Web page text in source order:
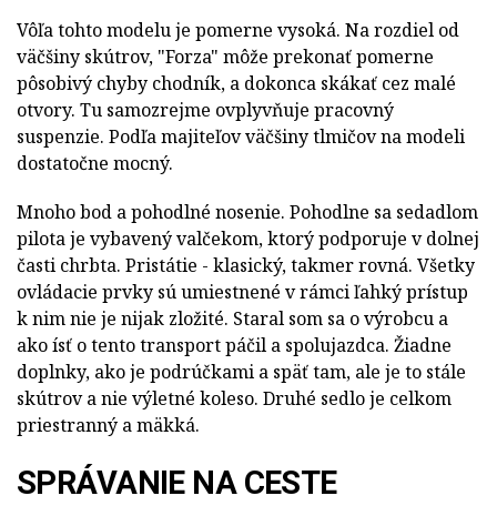
Vôľa tohto modelu je pomerne vysoká. Na rozdiel od
väčšiny skútrov, "Forza" môže prekonať pomerne
pôsobivý chyby chodník, a dokonca skákať cez malé
otvory. Tu samozrejme ovplyvňuje pracovný
suspenzie. Podľa majiteľov väčšiny tlmičov na modeli
dostatočne mocný.
Mnoho bod a pohodlné nosenie. Pohodlne sa sedadlom
pilota je vybavený valčekom, ktorý podporuje v dolnej
časti chrbta. Pristátie - klasický, takmer rovná. Všetky
ovládacie prvky sú umiestnené v rámci ľahký prístup
k nim nie je nijak zložité. Staral som sa o výrobcu a
ako ísť o tento transport páčil a spolujazdca. Žiadne
doplnky, ako je podrúčkami a späť tam, ale je to stále
skútrov a nie výletné koleso. Druhé sedlo je celkom
priestranný a mäkká.
SPRÁVANIE NA CESTE